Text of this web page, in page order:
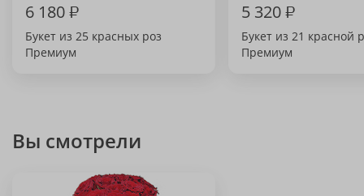
6 180₽
Букет из 25 красных роз
Премиум
5 320₽
Букет из 21 красной
Премиум
Вы смотрели